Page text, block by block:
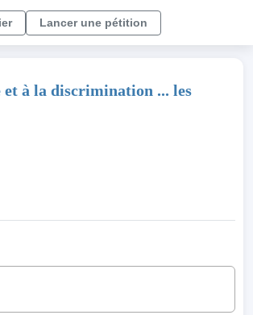
Lancer une pétition
à la discrimination ... les